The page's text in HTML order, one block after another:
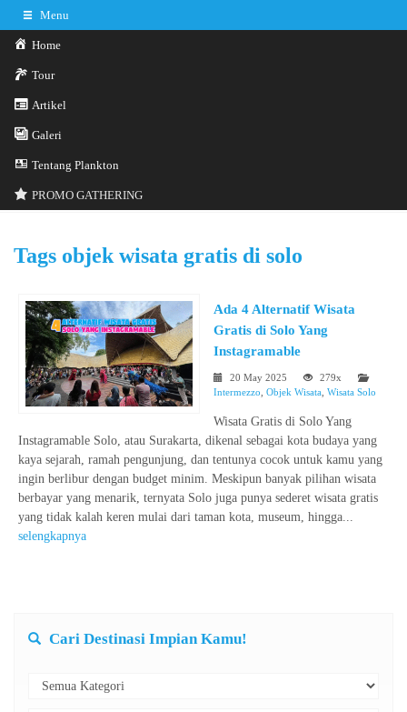
Menu
Home
Tour
Artikel
Galeri
Tentang Plankton
PROMO GATHERING
Tags objek wisata gratis di solo
Ada 4 Alternatif Wisata
Gratis di Solo Yang
Instagramable
20 May 2025
279x
Intermezzo Objek Wisata Wisata Solo
Wisata Gratis di Solo Yang
Instagramable Solo, atau Surakarta, dikenal sebagai kota budaya yang
kaya sejarah, ramah pengunjung, dan tentunya cocok untuk kamu yang
ingin berlibur dengan budget minim. Meskipun banyak pilihan wisata
berbayar yang menarik, ternyata Solo juga punya sederet wisata gratis
yang tidak kalah keren mulai dari taman kota, museum, hingga...
selengkapnya
Cari Destinasi Impian Kamu!